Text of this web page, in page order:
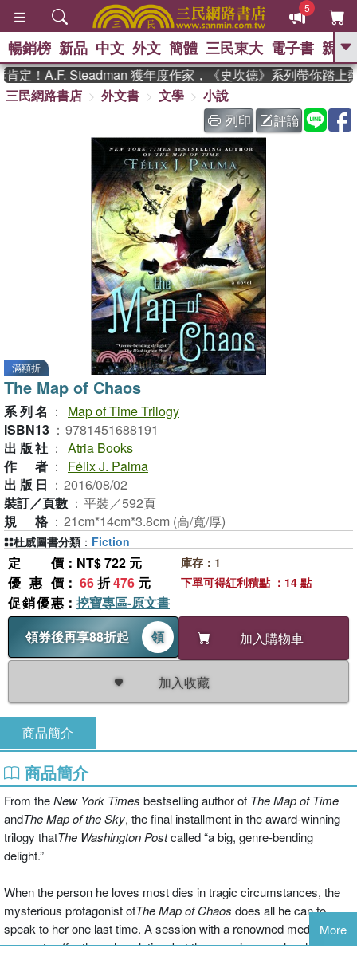
5
GO
熱搜： 東野圭吾
、 如果歷史是一群喵 、 暑期
國際布克獎 臺灣漫遊錄 、 方
念華 、 台灣的李登輝時代
孩：黎曼猜想 、 偉大的迷走神經
暢銷榜 新品 中文 外文 簡體 三民東大 電子書 親子
定！A.F. Steadman 獲年度作家，《史坎德》系列帶你踏上熱
三民網路書店
外文書 文學
小說
列印
評論
滿額折
The Map of Chaos
系列名 ：
Map of Time Trilogy
ISBN13 ： 9781451688191
出版社 ： Atria Books
作者 ：
Félix J. Palma
出版日 ： 2016/08/02
裝訂／頁數 ： 平裝／592頁
規格 ： 21cm*14cm*3.8cm (高/寬/厚)
定價 ：NT$ 722 元
優惠價 ： 66折476 元
促銷優惠 ： 挖寶專區-原文書
領券後再享88折起
領 加入購物車
加入收藏
庫存：1
下單可得紅利積點 ：14 點
杜威圖書分類 ： Fiction
商品簡介
商品簡介
From theNew York Times bestselling author of The Map of Time
andThe Map of the Sky, the final installment in the award-winning
trilogy thatThe Washington Postcalled “a big, genre-bending
delight.”
When the person he loves most dies in tragic circumstances, the
mysterious protagonist ofThe Map of Chaos does all he can to
speak to her one last time. A session with a renowned medium
seems to offer the only solution, but the experience unleashes
More